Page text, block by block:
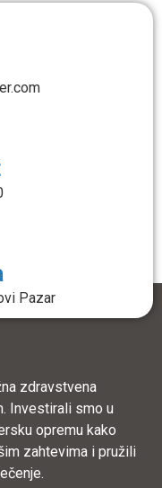
Pazar
zdravstvena
Investirali smo u
opremu kako
zahtevima i pružili